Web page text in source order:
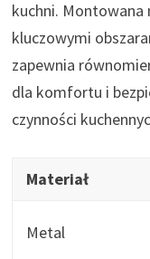
kuchni. Montowana
kluczowymi
zapewnia
dla komfortu i
czynności
Materiał
Metal